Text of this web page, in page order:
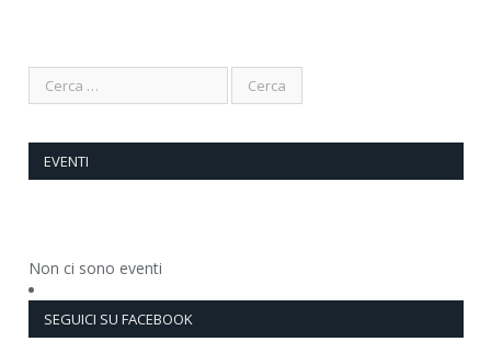
EVENTI
Non ci sono eventi
SEGUICI SU FACEBOOK